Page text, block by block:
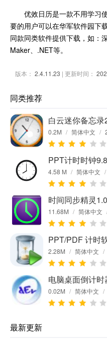
优效日历是一款不用学习
要的用户可以在华军软件园下
同款同类软件提供下载，如：
Maker、.NET等。
版本： 2.4.11.23 | 更新时间：
同类推荐
白云迷你备忘录
0.2M / 简体中文 /
PPT计时时钟
4.58 M / 简体中文 /
时间同步精灵
11.68M / 简体中文
2.28M / 简体中文 /
0.02M / 简体中文 /
最新更新